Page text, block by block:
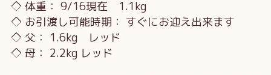
◇ 体重： 9/16現在 1.1kg
◇ お引渡し可能時期： すぐにお迎え出来ます
◇ 父： 1.6kg レッド
◇ 母： 2.2kg レッド